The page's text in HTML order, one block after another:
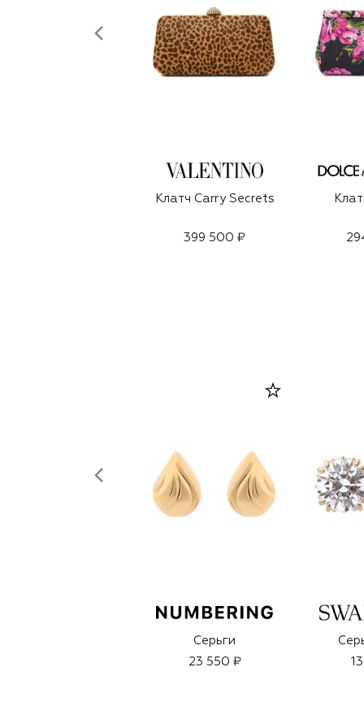
Клатч Carry Secrets
399 500 ₽
Серьги
23 550 ₽